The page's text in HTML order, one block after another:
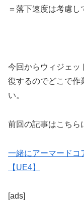
＝落下速度は考慮し
今回からウィジェッ
復するのでどこで作
い。
前回の記事はこちら
一緒にアーマードコ
【UE4】
[ads]